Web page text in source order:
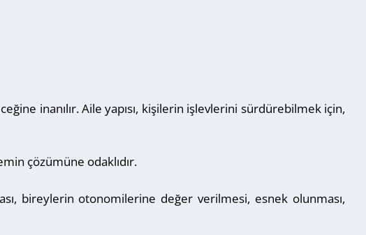
inanılır. Aile yapısı, kişilerin işlevlerini sürdürebilmek için,
çözümüne odaklıdır.
bireylerin otonomilerine değer verilmesi, esnek olunması,